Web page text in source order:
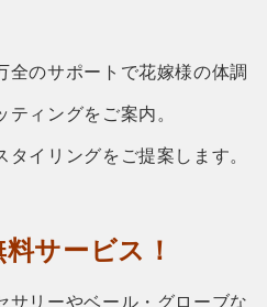
のサポートで花嫁様の体調
ィングをご案内。
イリングをご提案します。
サービス！
リーやベール・グローブな